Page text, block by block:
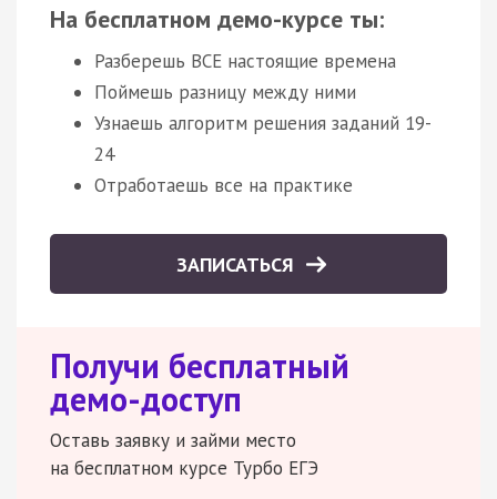
На бесплатном демо-курсе ты:
Разберешь ВСЕ настоящие времена
Поймешь разницу между ними
Узнаешь алгоритм решения заданий 19-
24
Отработаешь все на практике
ЗАПИСАТЬСЯ
Получи бесплатный
демо-доступ
Оставь заявку и займи место
на бесплатном курсе Турбо ЕГЭ